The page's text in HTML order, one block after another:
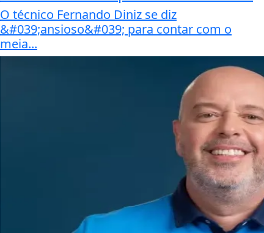
O técnico Fernando Diniz se diz
&#039;ansioso&#039; para contar com o
meia...